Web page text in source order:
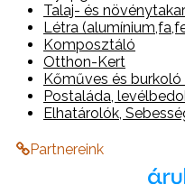
Talaj- és
Létra
Komposztáló
Otthon-Kert
Kőműves és burkoló
Postaláda,
Elhatárolók,
Partnereink